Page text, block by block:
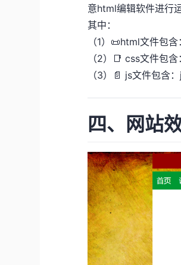
意html编辑软件进行
其中：
（1）📜html文件包
（2）📑 css文件包
（3）📄 js文件包含
四、网站